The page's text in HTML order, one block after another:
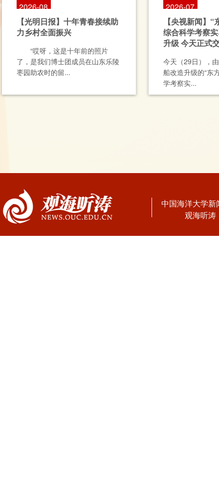
2026-08
【光明日报】十年青春接续助
力乡村全面振兴
“哎呀，这是十年前的照片
了，是我们博士团成员在山东乐陵
枣园助农时的留...
2026-07
【央视新闻】
综合科学考察
升级 今天正式
今天（29日），
船改造升级的“东
学考察实...
中国海洋大学新
观海听涛